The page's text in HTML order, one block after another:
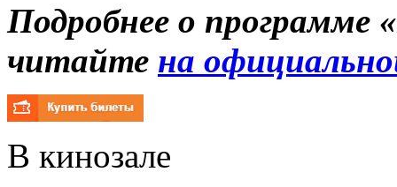
Подробнее о программе
читайте на
В кинозале